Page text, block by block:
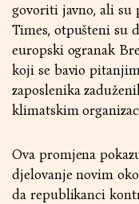
govoriti javno, ali su
Times, otpušteni su
europski ogranak
koji se bavio
zaposlenika
klimatskim
Ova promjena
djelovanje novim
da republikanci